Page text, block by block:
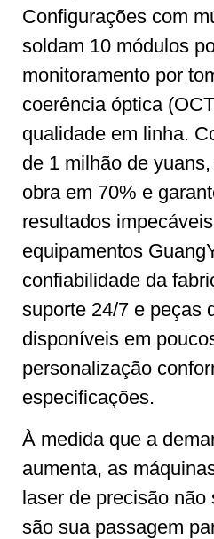
Configurações com
soldam 10 módulos
monitoramento por
coerência óptica
qualidade em linha.
de 1 milhão de
obra em 70% e
resultados
equipamentos
confiabilidade da
suporte 24/7 e peças
disponíveis em
personalização
especificações.
À medida que a
aumenta, as
laser de precisão
são sua passagem